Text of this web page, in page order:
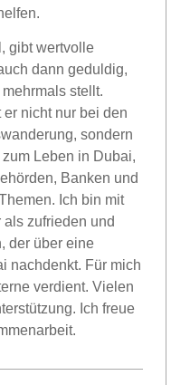
gibt wertvolle
dann geduldig,
stellt.
nicht nur bei den
sondern
Leben in Dubai,
Banken und
Ich bin mit
zufrieden und
der über eine
nachdenkt. Für mich
verdient. Vielen
Ich freue